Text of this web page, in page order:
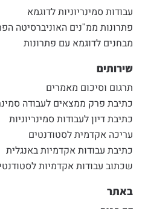
עבודות סמינריוניות לדוגמא
פתרונות ממ"נים האוניברסיטה
מבחנים לדוגמא עם פתרונות
שירותים
תרגום וסיכום מאמרים
כתיבת פרק ממצאים לעבודה
כתיבת דיון לעבודות סמינריוניות
עריכה אקדמית לסטודנטים
כתיבת עבודות אקדמיות באנגלית
שכתוב עבודות אקדמיות
באתר